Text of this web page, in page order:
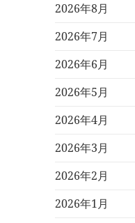
2026年8月
2026年7月
2026年6月
2026年5月
2026年4月
2026年3月
2026年2月
2026年1月